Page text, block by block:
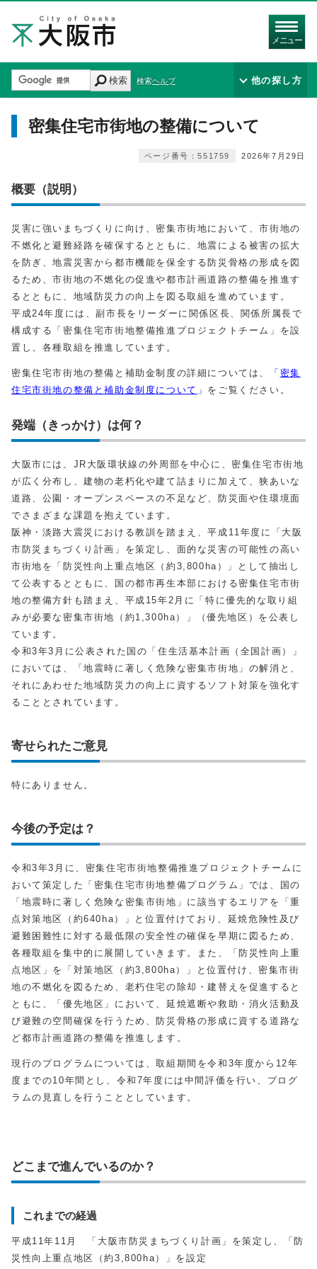
メニュー
検索 検索ヘルプ 他の探し方
密集住宅市街地の整備について
2026年7月29日
ページ番号：551759
概要（説明）
災害に強いまちづくりに向け、密集市街地において、市街地の
不燃化と避難経路を確保するとともに、地震による被害の拡大
を防ぎ、地震災害から都市機能を保全する防災骨格の形成を図
るため、市街地の不燃化の促進や都市計画道路の整備を推進す
るとともに、地域防災力の向上を図る取組を進めています。
平成24年度には、副市長をリーダーに関係区長、関係所属長で
構成する「密集住宅市街地整備推進プロジェクトチーム」を設
置し、各種取組を推進しています。
密集住宅市街地の整備と補助金制度の詳細については、 「 密集
住宅市街地の整備と補助金制度について 」 をご覧ください。
発端（きっかけ）は何？
大阪市には、JR大阪環状線の外周部を中心に、密集住宅市街地
が広く分布し、建物の老朽化や建て詰まりに加えて、狭あいな
道路、公園・オープンスペースの不足など、防災面や住環境面
でさまざまな課題を抱えています。
阪神・淡路大震災における教訓を踏まえ、平成11年度に「大阪
市防災まちづくり計画」を策定し、面的な災害の可能性の高い
市街地を「防災性向上重点地区（約3,800ha）」として抽出し
て公表するとともに、国の都市再生本部における密集住宅市街
地の整備方針も踏まえ、平成15年2月に「特に優先的な取り組
みが必要な密集市街地（約1,300ha）」（優先地区）を公表し
ています。
令和3年3月に公表された国の「住生活基本計画（全国計画）」
においては、「地震時に著しく危険な密集市街地」の解消と、
それにあわせた地域防災力の向上に資するソフト対策を強化す
ることとされています。
寄せられたご意見
特にありません。
今後の予定は？
令和3年3月に、密集住宅市街地整備推進プロジェクトチームに
おいて策定した「密集住宅市街地整備プログラム」では、国の
「地震時に著しく危険な密集市街地」に該当するエリアを「重
点対策地区（約640ha）」と位置付けており、延焼危険性及び
避難困難性に対する最低限の安全性の確保を早期に図るため、
各種取組を集中的に展開していきます。また、「防災性向上重
点地区」を「対策地区（約3,800ha）」と位置付け、密集市街
地の不燃化を図るため、老朽住宅の除却・建替えを促進すると
ともに、「優先地区」において、延焼遮断や救助・消火活動及
び避難の空間確保を行うため、防災骨格の形成に資する道路な
ど都市計画道路の整備を推進します。
現行のプログラムについては、取組期間を令和3年度から12年
度までの10年間とし、令和7年度には中間評価を行い、プログ
ラムの見直しを行うこととしています。
どこまで進んでいるのか？
これまでの経過
平成11年11月 「大阪市防災まちづくり計画」を策定し、「防
災性向上重点地区（約3,800ha）」を設定